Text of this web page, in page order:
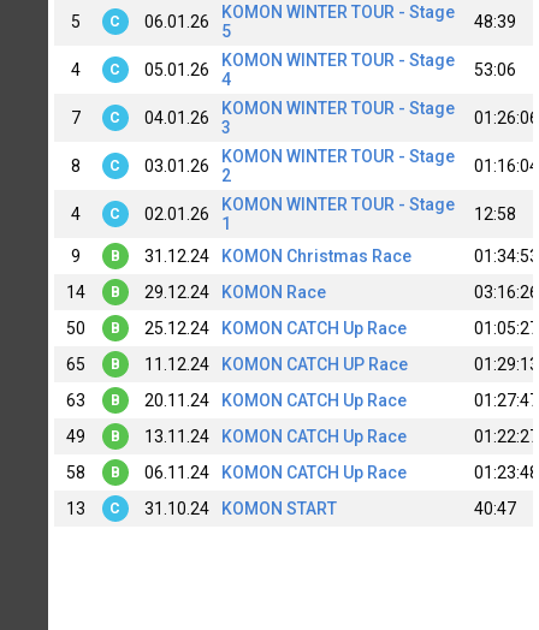
5 C 06.01.26
KOMON WINTER TOUR - Stage
5
48:39
4 C 05.01.26
KOMON WINTER TOUR - Stage
4
53:06
7 C 04.01.26
KOMON WINTER TOUR - Stage
3
01:26:06
8 C 03.01.26
KOMON WINTER TOUR - Stage
2
01:16:04
4 C 02.01.26
KOMON WINTER TOUR - Stage
1
12:58
9 B 31.12.24 KOMON Christmas Race
01:34:53
14
B 29.12.24 KOMON Race
03:16:26
50
B 25.12.24 KOMON CATCH Up Race
01:05:27
65
B 11.12.24 KOMON CATCH UP Race
01:29:13
63
B 20.11.24 KOMON CATCH Up Race
01:27:47
49
B 13.11.24 KOMON CATCH Up Race
01:22:27
58
B 06.11.24 KOMON CATCH Up Race
01:23:48
13
C 31.10.24 KOMON START 40:47